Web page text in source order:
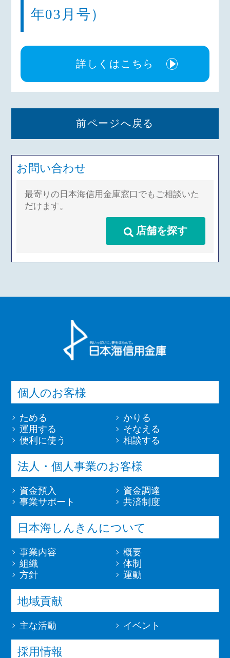
年03月号）
詳しくはこちら
前ページへ戻る
お問い合わせ
最寄りの日本海信用金庫窓口でもご相談いた
だけます。
店舗を探す
個人のお客様
ためる
かりる
運用する
そなえる
便利に使う
相談する
法人・個人事業のお客様
資金預入
資金調達
事業サポート
共済制度
日本海しんきんについて
事業内容
概要
組織
体制
方針
運動
地域貢献
主な活動 イベント
採用情報